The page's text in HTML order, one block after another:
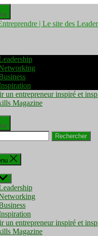
un entrepreneur inspiré et
Magazine
un entrepreneur inspiré et
Magazine